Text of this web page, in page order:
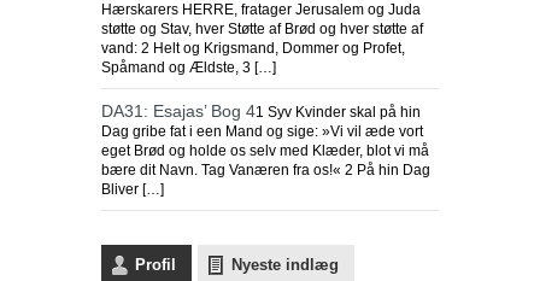
Hærskarers HERRE, fratager Jerusalem og Juda
støtte og Stav, hver Støtte af Brød og hver støtte af
vand: 2 Helt og Krigsmand, Dommer og Profet,
Spåmand og Ældste, 3 […]
DA31: Esajas’ Bog 41 Syv Kvinder skal på hin
Dag gribe fat i een Mand og sige: »Vi vil æde vort
eget Brød og holde os selv med Klæder, blot vi må
bære dit Navn. Tag Vanæren fra os!« 2 På hin Dag
Bliver […]
Profil Nyeste indlæg